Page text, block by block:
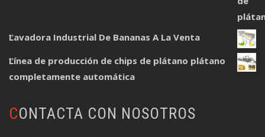
Lavadora Industrial De Bananas A La Venta
Línea de producción de chips de plátano plátano
completamente automática
CONTACTA CON NOSOTROS